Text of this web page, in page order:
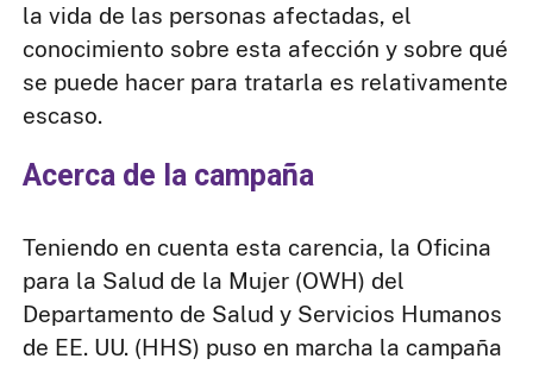
la vida de las personas afectadas, el
conocimiento sobre esta afección y sobre qué
se puede hacer para tratarla es relativamente
escaso.
Acerca de la campaña
Teniendo en cuenta esta carencia, la Oficina
para la Salud de la Mujer (OWH) del
Departamento de Salud y Servicios Humanos
de EE. UU. (HHS) puso en marcha la campaña